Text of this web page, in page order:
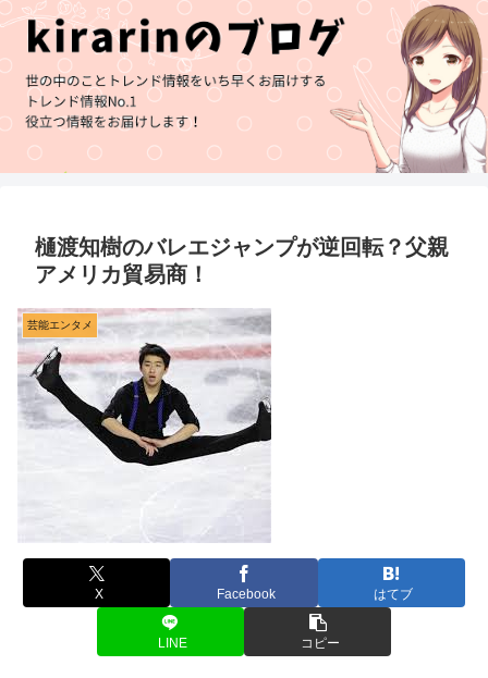
樋渡知樹のバレエジャンプが逆回転？父親
アメリカ貿易商！
芸能エンタメ
X Facebook はてブ
LINE コピー